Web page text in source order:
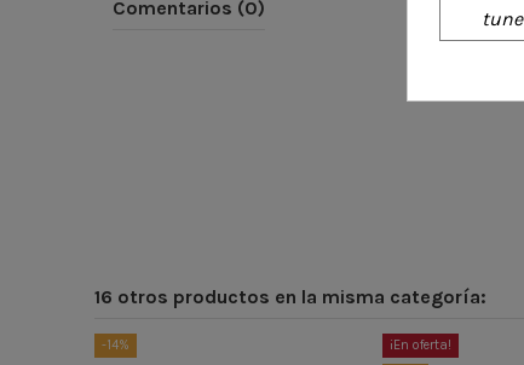
Comentarios (0)
16 otros productos en la misma categoría:
-14%
¡En oferta!
tune